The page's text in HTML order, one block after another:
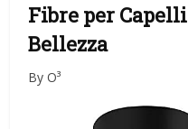
Fibre per
Bellezza
By O³